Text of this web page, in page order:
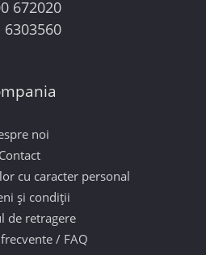
672020
6303560
noi
Contact
cu caracter personal
și condiții
de retragere
/ FAQ